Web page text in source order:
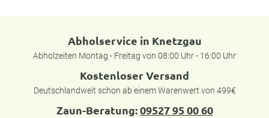
Abholservice in Knetzgau
Abholzeiten Montag - Freitag von 08:00 Uhr - 16:00 Uhr
Kostenloser Versand
Deutschlandweit schon ab einem Warenwert von 499€
Zaun-Beratung:09527 95 00 60